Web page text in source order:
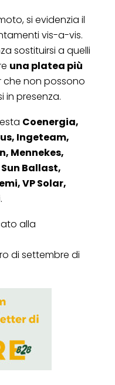
si evidenzia il
vis-a-vis.
sostituirsi a quelli
una platea più
non possono
in presenza.
Coenergia,
Ingeteam,
Mennekes,
Sun Ballast,
VP Solar,
.
alla
di settembre di